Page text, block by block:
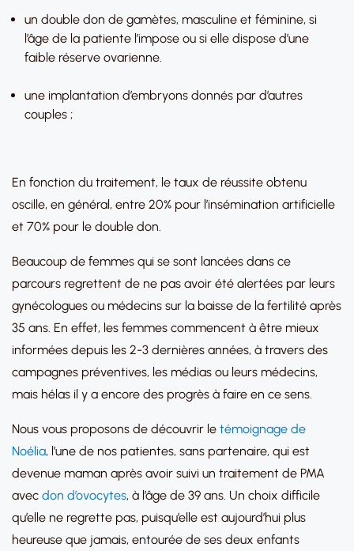
un double don de gamètes, masculine et féminine, si
l’âge de la patiente l’impose ou si elle dispose d’une
faible réserve ovarienne.
une implantation d’embryons donnés par d’autres
couples ;
En fonction du traitement, le taux de réussite obtenu
oscille, en général, entre 20% pour l’insémination artificielle
et 70% pour le double don.
Beaucoup de femmes qui se sont lancées dans ce
parcours regrettent de ne pas avoir été alertées par leurs
gynécologues ou médecins sur la baisse de la fertilité après
35 ans. En effet, les femmes commencent à être mieux
informées depuis les 2-3 dernières années, à travers des
campagnes préventives, les médias ou leurs médecins,
mais hélas il y a encore des progrès à faire en ce sens.
Nous vous proposons de découvrir le témoignage de
Noélia, l’une de nos patientes, sans partenaire, qui est
devenue maman après avoir suivi un traitement de PMA
avec don d’ovocytes, à l’âge de 39 ans. Un choix difficile
qu’elle ne regrette pas, puisqu’elle est aujourd’hui plus
heureuse que jamais, entourée de ses deux enfants